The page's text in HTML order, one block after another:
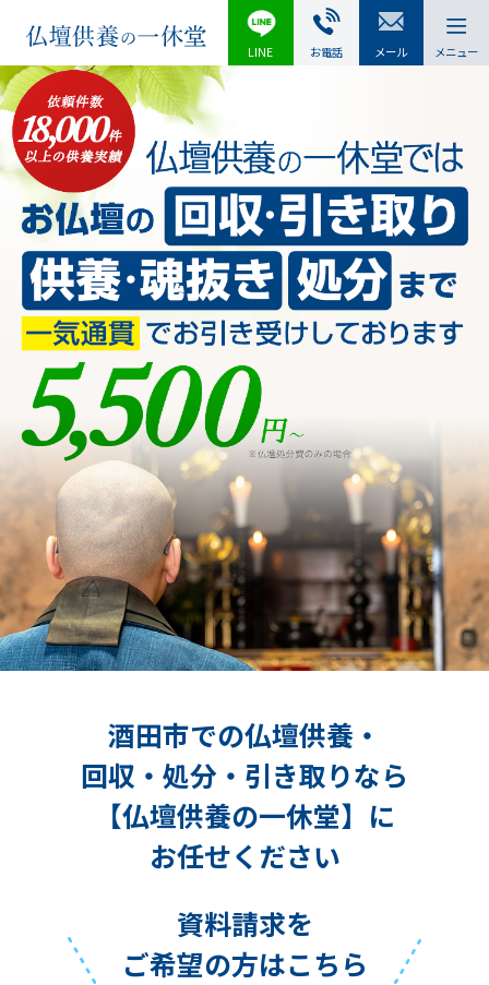
LINE お電話 メール メニュー
酒田市での仏壇供養・
回収・処分・引き取りなら
【仏壇供養の一休堂】に
お任せください
資料請求を
ご希望の方はこちら